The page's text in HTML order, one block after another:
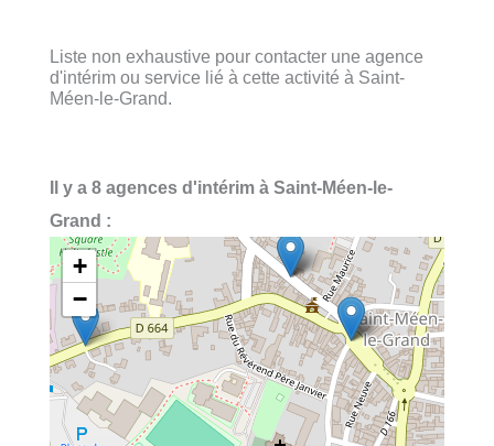
Liste non exhaustive pour contacter une agence
d'intérim ou service lié à cette activité à Saint-
Méen-le-Grand.
Il y a 8 agences d'intérim à Saint-Méen-le-
Grand :
+
−